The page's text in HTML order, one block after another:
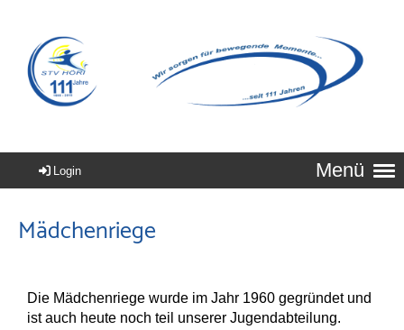
Menü
Login
Mädchenriege
Die Mädchenriege wurde im Jahr 1960 gegründet und
ist auch heute noch teil unserer Jugendabteilung.